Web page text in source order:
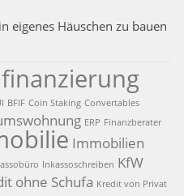
eigenes Häuschen zu bauen
BFIF Coin Staking Convertables
ERP Finanzberater
Immobilien
Inkassoschreiben KfW
ohne Schufa Kredit von Privat